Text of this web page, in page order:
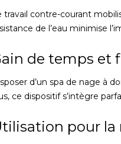
travail contre-courant
de l’eau minimise
de temps et
d’un spa de nage à
ce dispositif s’intègre
pour la